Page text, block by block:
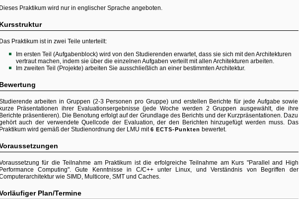
Dieses Praktikum wird nur in englischer Sprache angeboten.
Kursstruktur
Das Praktikum ist in zwei Teile unterteilt:
Im ersten Teil (Aufgabenblock) wird von den Studierenden erwartet, dass sie sich mit den Architekturen
vertraut machen, indem sie über die einzelnen Aufgaben verteilt mit allen Architekturen arbeiten.
Im zweiten Teil (Projekte) arbeiten Sie ausschließlich an einer bestimmten Architektur.
Bewertung
arbeiten in Gruppen (2-3 Personen pro Gruppe) und erstellen Berichte für jede Aufgabe sowie
kurze Präsentationen ihrer Evaluationsergebnisse (jede Woche werden 2 Gruppen ausgewählt, die ihre
Berichte präsentieren). Die Benotung erfolgt auf der Grundlage des Berichts und der Kurzpräsentationen. Dazu
auch der verwendete Quellcode der Evaluation, der den Berichten hinzugefügt werden muss. Das
Praktikum wird gemäß der Studienordnung der LMU mit6 ECTS-Punkten bewertet.
für die Teilnahme am Praktikum ist die erfolgreiche Teilnahme am Kurs "Parallel and High
Performance Computing". Gute Kenntnisse in C/C++ unter Linux, und Verständnis von Begriffen der
wie SIMD, Multicore, SMT und Caches.
Plan/Termine